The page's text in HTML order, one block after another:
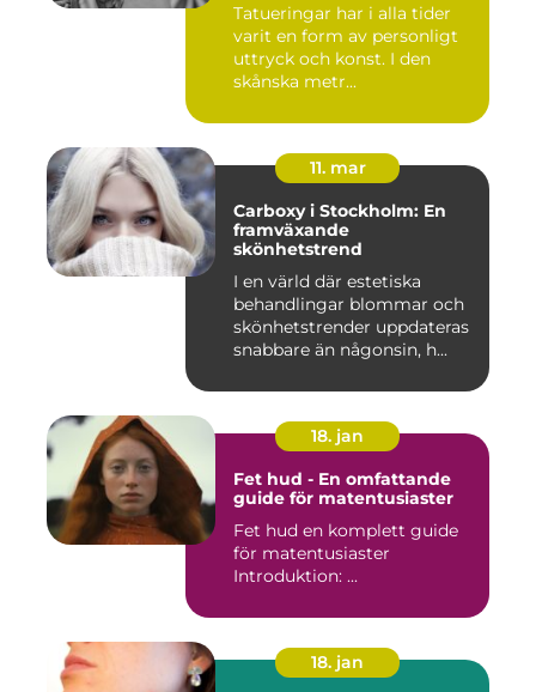
Tatueringar har i alla tider
varit en form av personligt
uttryck och konst. I den
skånska metr...
11. mar
Carboxy i Stockholm: En
framväxande
skönhetstrend
I en värld där estetiska
behandlingar blommar och
skönhetstrender uppdateras
snabbare än någonsin, h...
18. jan
Fet hud - En omfattande
guide för matentusiaster
Fet hud en komplett guide
för matentusiaster
Introduktion: ...
18. jan